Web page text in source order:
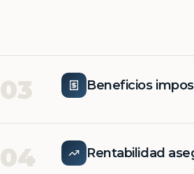
03 Beneficios
04 Rentabilidad